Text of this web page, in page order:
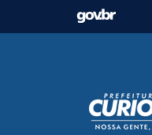
Ir para o conteúdo